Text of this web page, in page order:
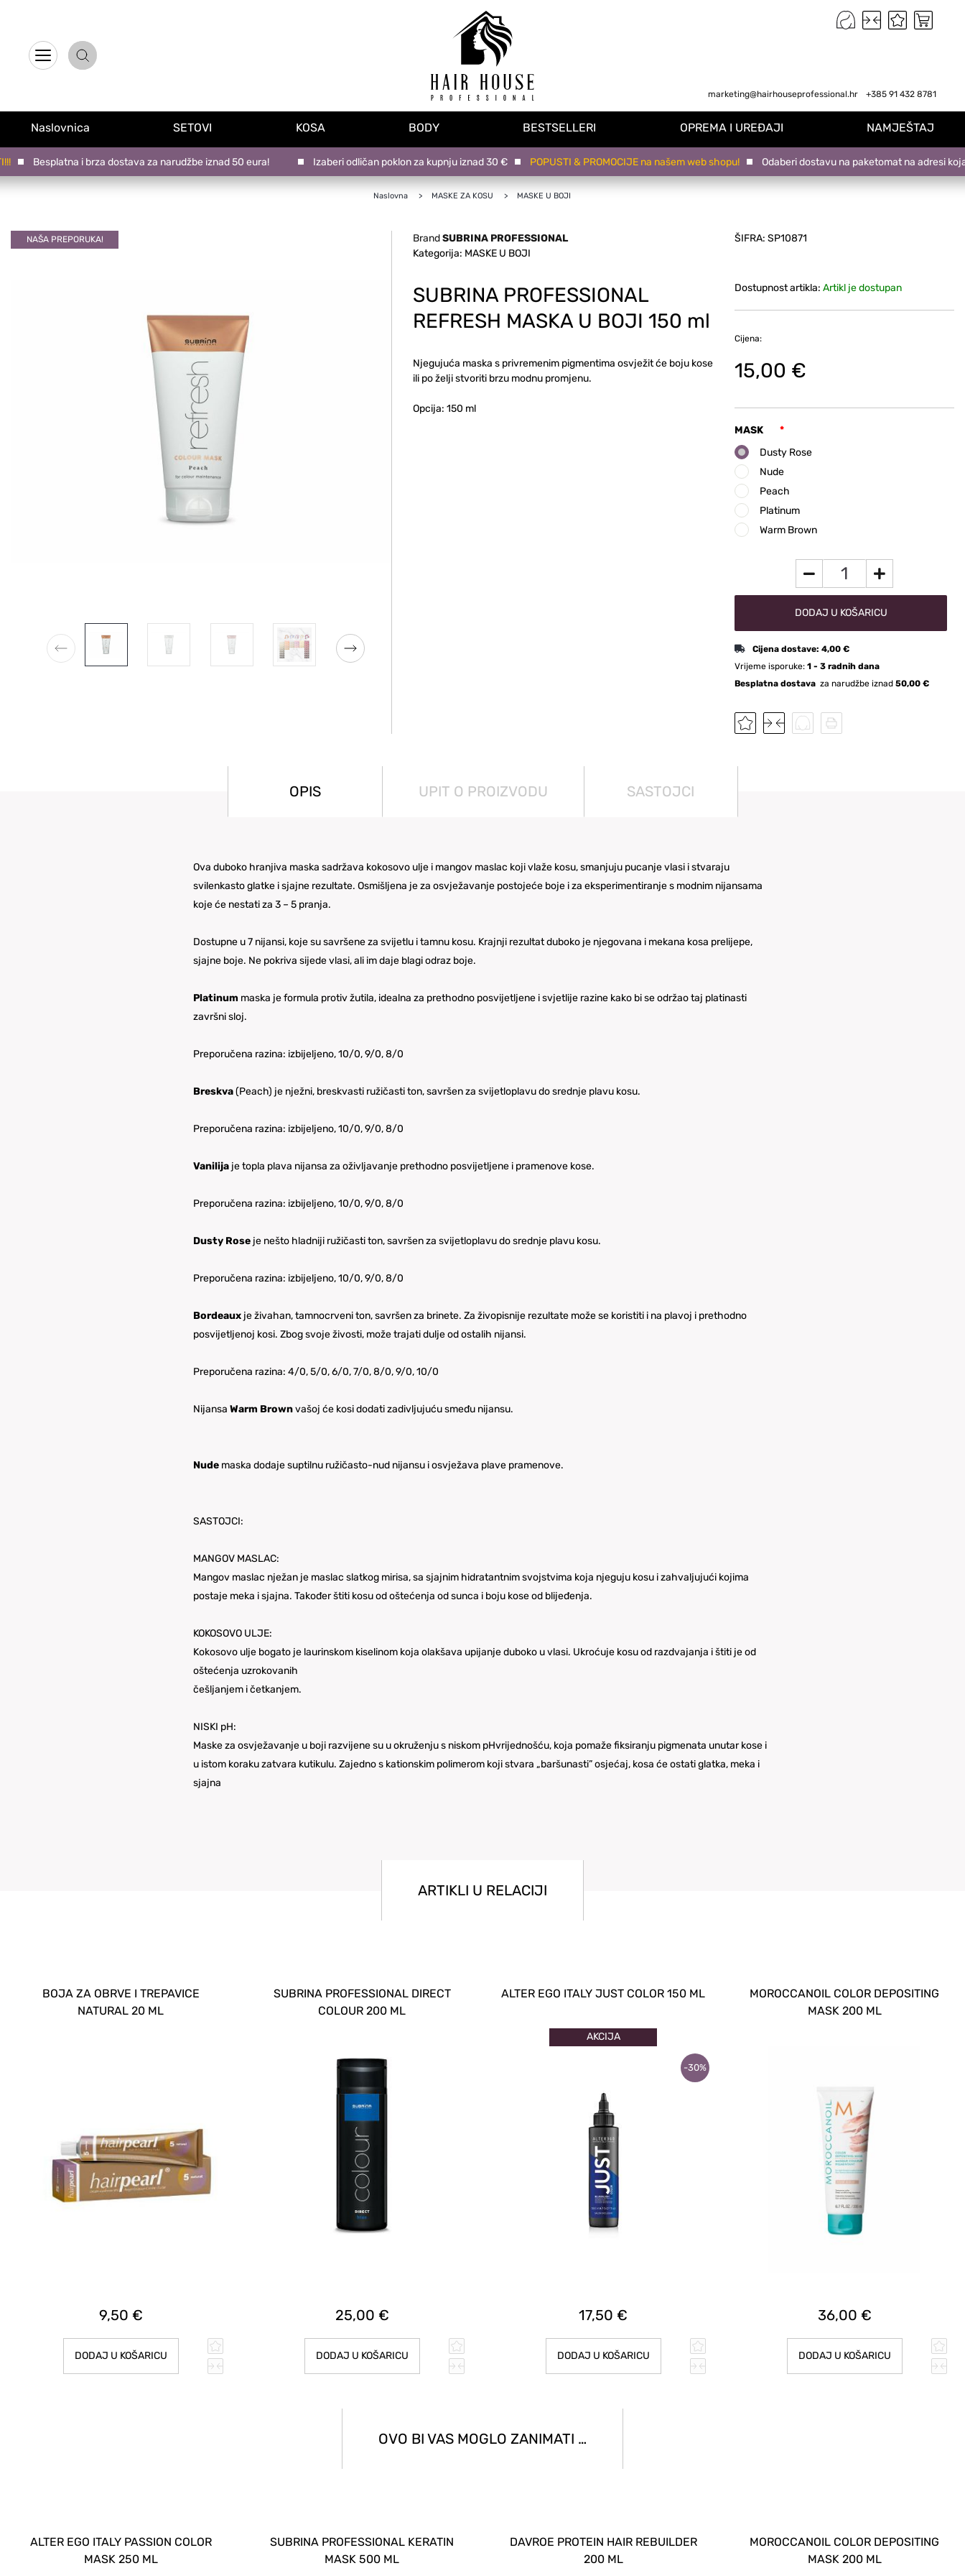
Proizvodi na promociji
Novo u ponudi
Upravljanje kolačićima
marketing@hairhouseprofessional.hr +385 91 432 8781
Naslovnica SETOVI KOSA BODY BESTSELLERI OPREMA I UREĐAJI NAMJEŠTAJ
Besplatna i brza dostava za narudžbe iznad 50 eura! Izaberi odličan poklon za kupnju iznad 30 € POPUSTI & PROMOCIJE na našem web shopu! Odaberi dostavu na paketomat na adresi koja ti
Naslovna MASKE ZA KOSU MASKE U BOJI
NAŠA PREPORUKA! BrandSUBRINA PROFESSIONAL
Kategorija: MASKE U BOJI
SUBRINA PROFESSIONAL
REFRESH MASKA U BOJI 150 ml
Njegujuća maska s privremenim pigmentima osvježit će boju kose
ili po želji stvoriti brzu modnu promjenu.
Opcija: 150 ml
ŠIFRA: SP10871
Dostupnost artikla: Artikl je dostupan
Cijena:
15,00 €
MASK
*
Dusty Rose
Nude
Peach
Platinum
Warm Brown
DODAJ U KOŠARICU
Cijena dostave: 4,00 €
Vrijeme isporuke: 1 - 3 radnih dana
Besplatna dostava za narudžbe iznad 50,00 €
OPIS UPIT O PROIZVODU SASTOJCI
Ova duboko hranjiva maska sadržava kokosovo ulje i mangov maslac koji vlaže kosu, smanjuju pucanje vlasi i stvaraju
svilenkasto glatke i sjajne rezultate. Osmišljena je za osvježavanje postojeće boje i za eksperimentiranje s modnim nijansama
koje će nestati za 3 – 5 pranja.
Dostupne u 7 nijansi, koje su savršene za svijetlu i tamnu kosu. Krajnji rezultat duboko je njegovana i mekana kosa prelijepe,
sjajne boje. Ne pokriva sijede vlasi, ali im daje blagi odraz boje.
Platinum maska je formula protiv žutila, idealna za prethodno posvijetljene i svjetlije razine kako bi se održao taj platinasti
završni sloj.
Preporučena razina: izbijeljeno, 10/0, 9/0, 8/0
Breskva(Peach) je nježni, breskvasti ružičasti ton, savršen za svijetloplavu do srednje plavu kosu.
Preporučena razina: izbijeljeno, 10/0, 9/0, 8/0
Vanilija je topla plava nijansa za oživljavanje prethodno posvijetljene i pramenove kose.
Preporučena razina: izbijeljeno, 10/0, 9/0, 8/0
Dusty Rose je nešto hladniji ružičasti ton, savršen za svijetloplavu do srednje plavu kosu.
Preporučena razina: izbijeljeno, 10/0, 9/0, 8/0
Bordeaux je živahan, tamnocrveni ton, savršen za brinete. Za živopisnije rezultate može se koristiti i na plavoj i prethodno
posvijetljenoj kosi. Zbog svoje živosti, može trajati dulje od ostalih nijansi.
Preporučena razina: 4/0, 5/0, 6/0, 7/0, 8/0, 9/0, 10/0
Nijansa Warm Brownvašoj će kosi dodati zadivljujuću smeđu nijansu.
Nude maska dodaje suptilnu ružičasto-nud nijansu i osvježava plave pramenove.
SASTOJCI:
MANGOV MASLAC:
Mangov maslac nježan je maslac slatkog mirisa, sa sjajnim hidratantnim svojstvima koja njeguju kosu i zahvaljujući kojima
postaje meka i sjajna. Također štiti kosu od oštećenja od sunca i boju kose od blijeđenja.
KOKOSOVO ULJE:
Kokosovo ulje bogato je laurinskom kiselinom koja olakšava upijanje duboko u vlasi. Ukroćuje kosu od razdvajanja i štiti je od
oštećenja uzrokovanih
češljanjem i četkanjem.
NISKI pH:
Maske za osvježavanje u boji razvijene su u okruženju s niskom pHvrijednošću, koja pomaže fiksiranju pigmenata unutar kose i
u istom koraku zatvara kutikulu. Zajedno s kationskim polimerom koji stvara „baršunasti” osjećaj, kosa će ostati glatka, meka i
ARTIKLI U RELACIJI
BOJA ZA OBRVE I TREPAVICE
NATURAL 20 ML
9,50 €
DODAJ U KOŠARICU
SUBRINA PROFESSIONAL DIRECT
COLOUR 200 ML
25,00 €
DODAJ U KOŠARICU
ALTER EGO ITALY JUST COLOR 150 ML
AKCIJA
-30%
17,50 €
DODAJ U KOŠARICU
MOROCCANOIL COLOR DEPOSITING
MASK 200 ML
36,00 €
DODAJ U KOŠARICU
OVO BI VAS MOGLO ZANIMATI …
ALTER EGO ITALY PASSION COLOR
MASK 250 ML
SUBRINA PROFESSIONAL KERATIN
MASK 500 ML
DAVROE PROTEIN HAIR REBUILDER
200 ML
MOROCCANOIL COLOR DEPOSITING
MASK 200 ML